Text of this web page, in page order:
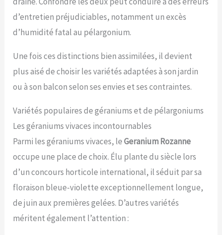
d’entretien préjudiciables, notamment un excès
d’humidité fatal au pélargonium.
Une fois ces distinctions bien assimilées, il devient
plus aisé de choisir les variétés adaptées à son jardin
ou à son balcon selon ses envies et ses contraintes.
Variétés populaires de géraniums et de pélargoniums
Les géraniums vivaces incontournables
Parmi les géraniums vivaces, leGeranium Rozanne
occupe une place de choix. Élu plante du siècle lors
d’un concours horticole international, il séduit par sa
floraison bleue-violette exceptionnellement longue,
de juin aux premières gelées. D’autres variétés
méritent également l’attention :